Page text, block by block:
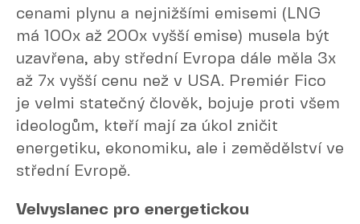
cenami plynu a nejnižšími emisemi (LNG
má 100x až 200x vyšší emise) musela být
uzavřena, aby střední Evropa dále měla 3x
až 7x vyšší cenu než v USA. Premiér Fico
je velmi statečný člověk, bojuje proti všem
ideologům, kteří mají za úkol zničit
energetiku, ekonomiku, ale i zemědělství ve
střední Evropě.
Velvyslanec pro energetickou